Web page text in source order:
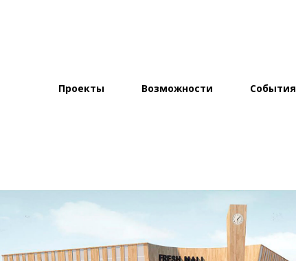
Проекты Возможности События